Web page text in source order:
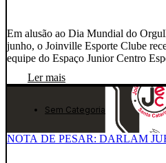
Em alusão ao Dia Mundial do
junho, o Joinville Esporte Clube
equipe do Espaço Junior Centro
familiares, para uma manhã
integração. A ação foi organizada
Ler mais
Sem Categoria
NOTA DE PESAR: DARLAM